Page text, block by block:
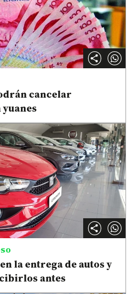
cancelar
la entrega de autos y
antes